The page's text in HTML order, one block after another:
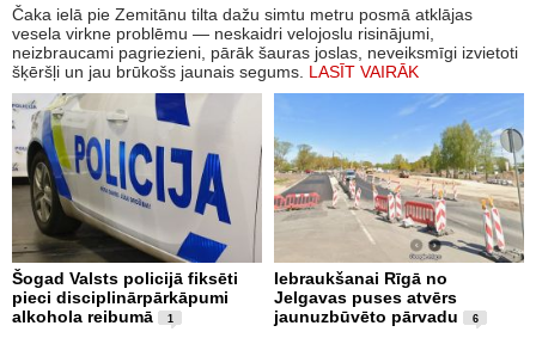
Čaka ielā pie Zemitānu tilta dažu simtu metru posmā atklājas
vesela virkne problēmu — neskaidri velojoslu risinājumi,
neizbraucami pagriezieni, pārāk šauras joslas, neveiksmīgi izvietoti
šķēršļi un jau brūkošs jaunais segums. LASĪT VAIRĀK
Šogad Valsts policijā fiksēti
pieci disciplinārpārkāpumi
alkohola reibumā
1
Iebraukšanai Rīgā no
Jelgavas puses atvērs
jaunuzbūvēto pārvadu
6